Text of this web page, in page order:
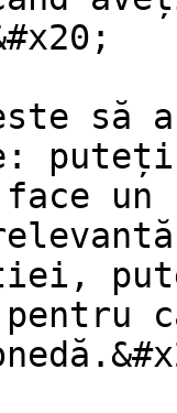
să
un